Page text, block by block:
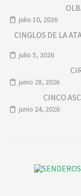
julio 10, 2026
CINGLOS DE LA
julio 5, 2026
junio 28, 2026
CINCO
junio 24, 2026